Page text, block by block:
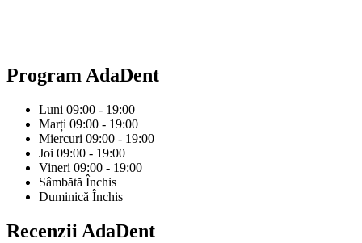
ProgramAdaDent
Luni 09:00 - 19:00
Marți 09:00 - 19:00
Miercuri 09:00 - 19:00
Joi 09:00 - 19:00
Vineri 09:00 - 19:00
Sâmbătă Închis
Duminică Închis
Recenzii AdaDent